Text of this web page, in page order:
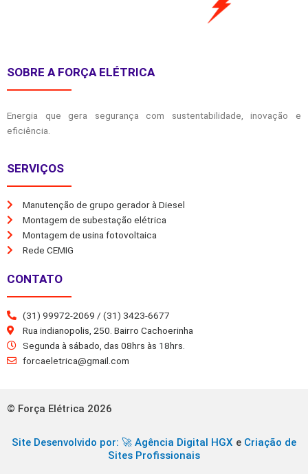
SOBRE A FORÇA ELÉTRICA
Energia que gera segurança com sustentabilidade, inovação e
eficiência.
SERVIÇOS
Manutenção de grupo gerador à Diesel
Montagem de subestação elétrica
Montagem de usina fotovoltaica
Rede CEMIG
CONTATO
(31) 99972-2069 / (31) 3423-6677
Rua indianopolis, 250. Bairro Cachoerinha
Segunda à sábado, das 08hrs às 18hrs.
forcaeletrica@gmail.com
© Força Elétrica 2026
Site Desenvolvido por: 🚀 Agência Digital HGX e Criação de
Sites Profissionais